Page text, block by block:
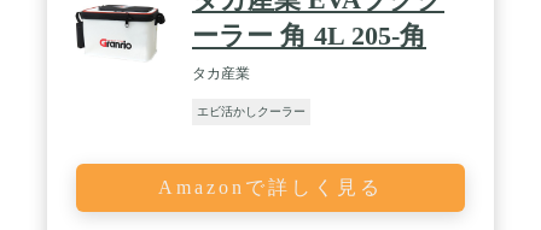
ーラー 角 4L 205-角
タカ産業
エビ活かしクーラー
Amazonで詳しく見る